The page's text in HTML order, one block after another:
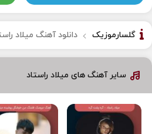
گلسارموزیک دانلود آهنگ میلاد
سایر آهنگ های میلاد راستاد